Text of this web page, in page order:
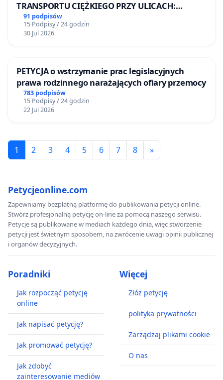
TRANSPORTU CIĘŻKIEGO PRZY ULICACH:
DRUCKIEGO-LUBECKIEGO, STALMACHA I
RUGIAŃSKIEJ
91 podpisów
15 Podpisy / 24 godzin
30 Jul 2026
PETYCJA o wstrzymanie prac legislacyjnych
prawa rodzinnego narażających ofiary przemocy
783 podpisów
15 Podpisy / 24 godzin
22 Jul 2026
1 2 3 4 5 6 7 8 »
Petycjeonline.com
Zapewniamy bezpłatną platformę do publikowania petycji online.
Stwórz profesjonalną petycję on-line za pomocą naszego serwisu.
Petycje są publikowane w mediach każdego dnia, więc stworzenie
petycji jest świetnym sposobem, na zwrócenie uwagi opinii publicznej
i organów decyzyjnych.
Poradniki
Jak rozpocząć petycję
online
Jak napisać petycję?
Jak promować petycję?
Jak zdobyć
zainteresowanie mediów
Więcej
Złóż petycję
polityka prywatności
Zarządzaj plikami cookie
O nas